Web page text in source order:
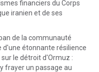
financiers du Corps
iranien et de ses
de la communauté
étonnante résilience
le détroit d'Ormuz :
frayer un passage au